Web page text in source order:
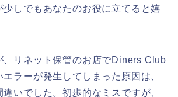
少しでもあなたのお役に立てると嬉
、リネット保管のお店でDiners Club
ラーが発生してしまった原因は、
いでした。初歩的なミスですが、